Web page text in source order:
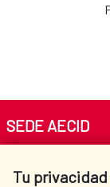
Tu
SEDE AECID
Tel. +34 900 20 30